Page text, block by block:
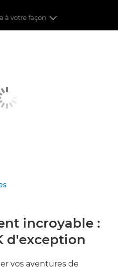
à votre façon
incroyable :
d'exception
vos aventures de